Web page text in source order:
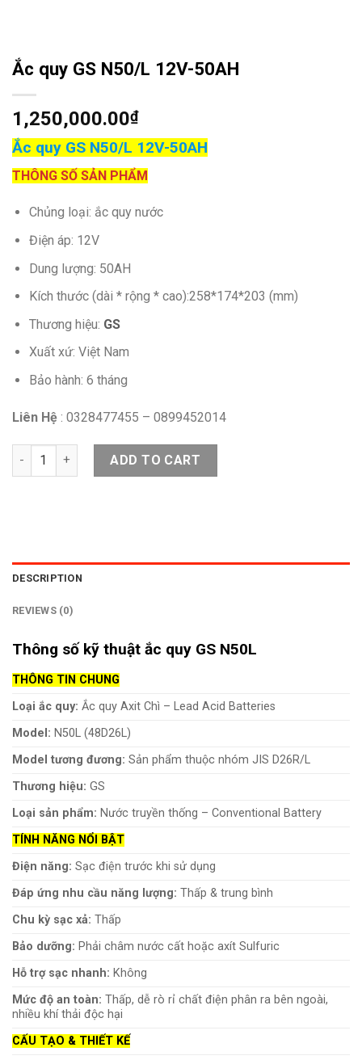
Ắc quy GS N50/L 12V-50AH
1,250,000.00₫
Ắc quy GS N50/L 12V-50AH
THÔNG SỐ SẢN PHẨM
Chủng loại: ắc quy nước
Điện áp: 12V
Dung lượng: 50AH
Kích thước (dài * rộng * cao):258*174*203 (mm)
Thương hiệu: GS
Xuất xứ: Việt Nam
Bảo hành: 6 tháng
Liên Hệ : 0328477455 – 0899452014
Ắc quy GS N50/L 12V-50AH quantity
ADD TO CART
DESCRIPTION
REVIEWS (0)
Thông số kỹ thuật ắc quy GS N50L
THÔNG TIN CHUNG
Loại ắc quy: Ắc quy Axit Chì – Lead Acid Batteries
Model: N50L (48D26L)
Model tương đương: Sản phẩm thuộc nhóm JIS D26R/L
Thương hiệu: GS
Loại sản phẩm: Nước truyền thống – Conventional Battery
TÍNH NĂNG NỔI BẬT
Điện năng: Sạc điện trước khi sử dụng
Đáp ứng nhu cầu năng lượng: Thấp & trung bình
Chu kỳ sạc xả: Thấp
Bảo dưỡng: Phải châm nước cất hoặc axít Sulfuric
Hỗ trợ sạc nhanh: Không
Mức độ an toàn: Thấp, dễ rò rỉ chất điện phân ra bên ngoài,
nhiều khí thải độc hại
CẤU TẠO & THIẾT KẾ